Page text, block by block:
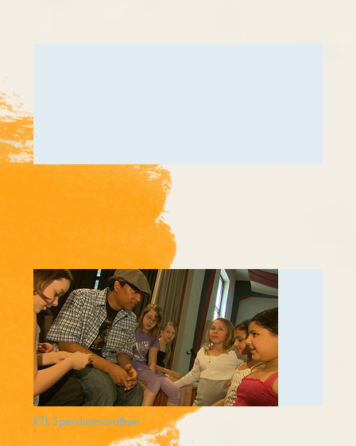
RTL Spendenmarathon